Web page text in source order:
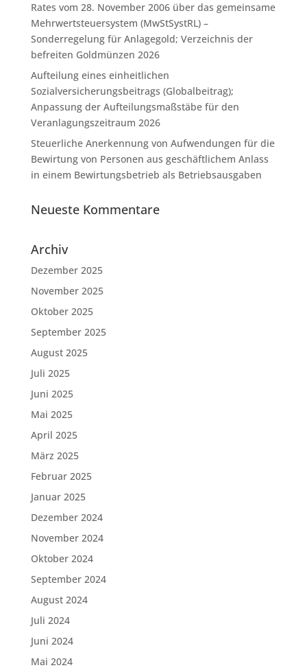
Rates vom 28. November 2006 über das gemeinsame
Mehrwertsteuersystem (MwStSystRL) –
Sonderregelung für Anlagegold; Verzeichnis der
befreiten Goldmünzen 2026
Aufteilung eines einheitlichen
Sozialversicherungsbeitrags (Globalbeitrag);
Anpassung der Aufteilungsmaßstäbe für den
Veranlagungszeitraum 2026
Steuerliche Anerkennung von Aufwendungen für die
Bewirtung von Personen aus geschäftlichem Anlass
in einem Bewirtungsbetrieb als Betriebsausgaben
Neueste Kommentare
Archiv
Dezember 2025
November 2025
Oktober 2025
September 2025
August 2025
Juli 2025
Juni 2025
Mai 2025
April 2025
März 2025
Februar 2025
Januar 2025
Dezember 2024
November 2024
Oktober 2024
September 2024
August 2024
Juli 2024
Juni 2024
Mai 2024